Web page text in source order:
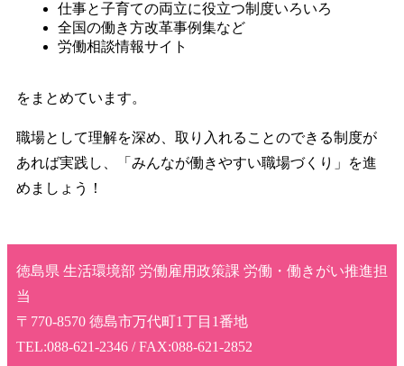
仕事と子育ての両立に役立つ制度いろいろ
全国の働き方改革事例集など
労働相談情報サイト
をまとめています。
職場として理解を深め、取り入れることのできる制度が
あれば実践し、「みんなが働きやすい職場づくり」を進
めましょう！
徳島県 生活環境部 労働雇用政策課 労働・働きがい推進担
当
〒770-8570 徳島市万代町1丁目1番地
TEL:088-621-2346 / FAX:088-621-2852